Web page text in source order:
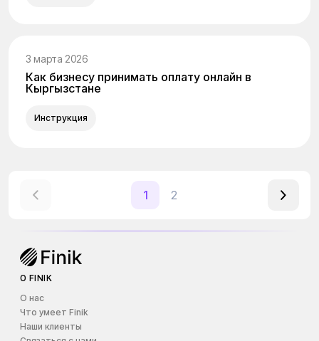
3 марта 2026
Как бизнесу принимать оплату онлайн в
Кыргызстане
Инструкция
1 2
О FINIK
О нас
Что умеет Finik
Наши клиенты